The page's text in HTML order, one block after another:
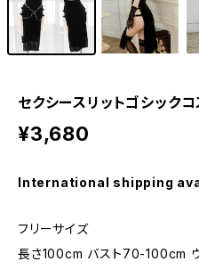
セクシースリットゴシック
¥3,680
International shipping
フリーサイズ
長さ100cm バスト70-100cm